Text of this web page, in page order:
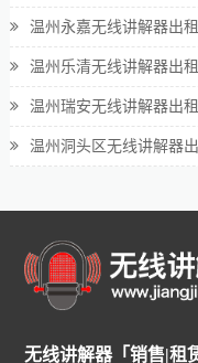
温州永嘉无线讲解器出
温州乐清无线讲解器出
温州瑞安无线讲解器出
温州洞头区无线讲解器
无线讲解器「销售|租